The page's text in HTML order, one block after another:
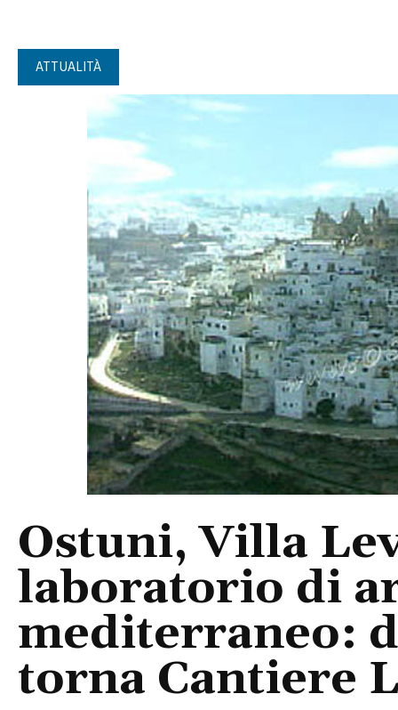
ATTUALITÀ
Ostuni, Villa
laboratorio di
mediterraneo:
torna Cantiere